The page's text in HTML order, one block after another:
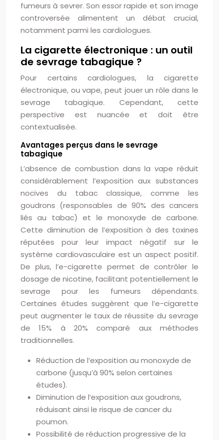
fumeurs à sevrer. Son essor rapide et son image
controversée alimentent un débat crucial,
notamment parmi les cardiologues.
La cigarette électronique : un outil
de sevrage tabagique ?
Pour certains cardiologues, la cigarette
électronique, ou vape, peut jouer un rôle dans le
sevrage tabagique. Cependant, cette
perspective est nuancée et doit être
contextualisée.
Avantages perçus dans le sevrage
tabagique
L’absence de combustion dans la vape réduit
considérablement l’exposition aux substances
nocives du tabac classique, comme les
goudrons (responsables de 90% des cancers
liés au tabac) et le monoxyde de carbone.
Cette diminution de l’exposition à des toxines
réputées pour leur impact négatif sur le
système cardiovasculaire est un aspect positif.
De plus, l’e-cigarette permet de contrôler le
dosage de nicotine, facilitant potentiellement le
sevrage pour les fumeurs dépendants.
Certaines études suggèrent que l’e-cigarette
peut augmenter le taux de réussite du sevrage
de 15% à 20% comparé aux méthodes
traditionnelles.
Réduction de l’exposition au monoxyde de
carbone (jusqu’à 90% selon certaines
études).
Diminution de l’exposition aux goudrons,
réduisant ainsi le risque de cancer du
poumon.
Possibilité de réduction progressive de la